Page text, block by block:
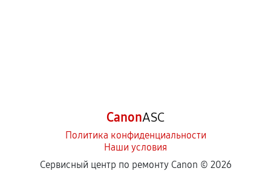
CanonASC
Политика конфиденциальности
Наши условия
Сервисный центр по ремонту Canon © 2026